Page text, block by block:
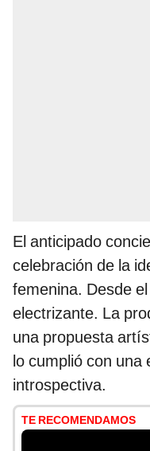
El anticipado
celebración de la
femenina. Desde
electrizante. La
una propuesta
lo cumplió con
introspectiva.
TE RECOMENDAMOS